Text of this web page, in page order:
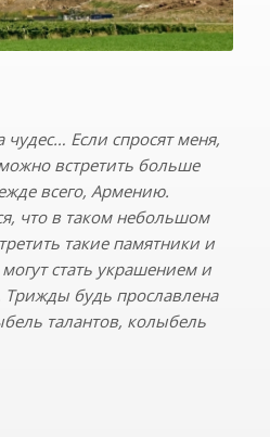
Если спросят меня,
встретить больше
всего, Армению.
что в таком небольшом
такие памятники и
стать украшением и
Трижды будь прославлена
талантов, колыбель